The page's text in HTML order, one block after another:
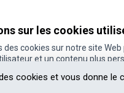
cookies et vous donne le
sur les cookies
des cookies sur notre site
et un contenu plus
aulogiciel libre Decidim
(Lien
.